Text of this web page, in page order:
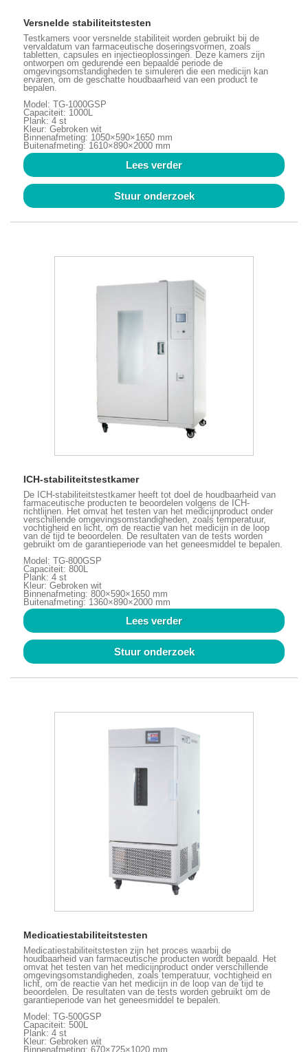
Versnelde stabiliteitstesten
Testkamers voor versnelde stabiliteit worden gebruikt bij de
vervaldatum van farmaceutische doseringsvormen, zoals
tabletten, capsules en injectieoplossingen. Deze kamers zijn
ontworpen om gedurende een bepaalde periode de
omgevingsomstandigheden te simuleren die een medicijn kan
ervaren, om de geschatte houdbaarheid van een product te
bepalen.
Model: TG-1000GSP
Capaciteit: 1000L
Plank: 4 st
Kleur: Gebroken wit
Binnenafmeting: 1050×590×1650 mm
Buitenafmeting: 1610×890×2000 mm
Lees verder
Stuur onderzoek
ICH-stabiliteitstestkamer
De ICH-stabiliteitstestkamer heeft tot doel de houdbaarheid van
farmaceutische producten te beoordelen volgens de ICH-
richtlijnen. Het omvat het testen van het medicijnproduct onder
verschillende omgevingsomstandigheden, zoals temperatuur,
vochtigheid en licht, om de reactie van het medicijn in de loop
van de tijd te beoordelen. De resultaten van de tests worden
gebruikt om de garantieperiode van het geneesmiddel te bepalen.
Model: TG-800GSP
Capaciteit: 800L
Plank: 4 st
Kleur: Gebroken wit
Binnenafmeting: 800×590×1650 mm
Buitenafmeting: 1360×890×2000 mm
Lees verder
Stuur onderzoek
Medicatiestabiliteitstesten
Medicatiestabiliteitstesten zijn het proces waarbij de
houdbaarheid van farmaceutische producten wordt bepaald. Het
omvat het testen van het medicijnproduct onder verschillende
omgevingsomstandigheden, zoals temperatuur, vochtigheid en
licht, om de reactie van het medicijn in de loop van de tijd te
beoordelen. De resultaten van de tests worden gebruikt om de
garantieperiode van het geneesmiddel te bepalen.
Model: TG-500GSP
Capaciteit: 500L
Plank: 4 st
Kleur: Gebroken wit
Binnenafmeting: 670×725×1020 mm